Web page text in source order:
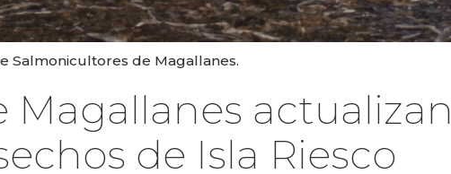
Salmonicultores de Magallanes.
Magallanes actualizan
de Isla Riesco